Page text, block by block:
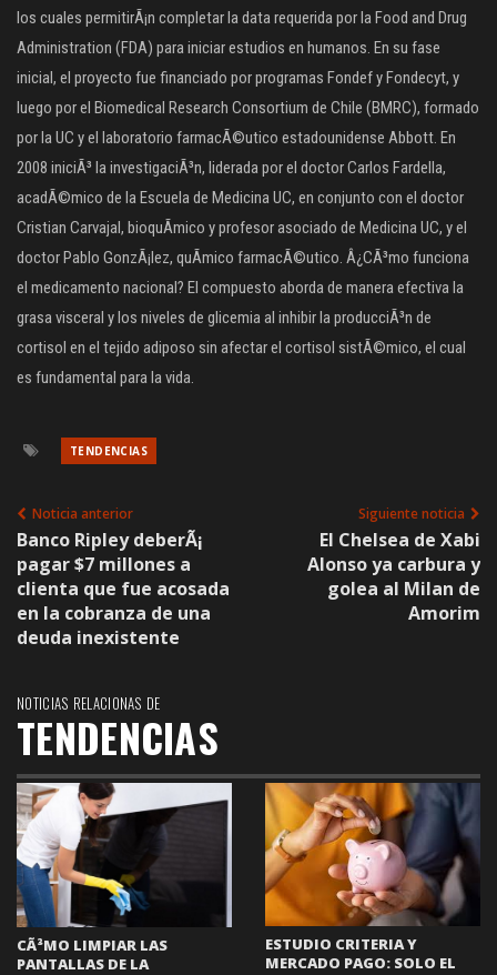
los cuales permitirÃ¡n completar la data requerida por la Food and Drug
Administration (FDA) para iniciar estudios en humanos. En su fase
inicial, el proyecto fue financiado por programas Fondef y Fondecyt, y
luego por el Biomedical Research Consortium de Chile (BMRC), formado
por la UC y el laboratorio farmacÃ©utico estadounidense Abbott. En
2008 iniciÃ³ la investigaciÃ³n, liderada por el doctor Carlos Fardella,
acadÃ©mico de la Escuela de Medicina UC, en conjunto con el doctor
Cristian Carvajal, bioquÃ­mico y profesor asociado de Medicina UC, y el
doctor Pablo GonzÃ¡lez, quÃ­mico farmacÃ©utico. Â¿CÃ³mo funciona
el medicamento nacional? El compuesto aborda de manera efectiva la
grasa visceral y los niveles de glicemia al inhibir la producciÃ³n de
cortisol en el tejido adiposo sin afectar el cortisol sistÃ©mico, el cual
es fundamental para la vida.
TENDENCIAS
Noticia anterior
Banco Ripley deberÃ¡
pagar $7 millones a
clienta que fue acosada
en la cobranza de una
deuda inexistente
Siguiente noticia
El Chelsea de Xabi
Alonso ya carbura y
golea al Milan de
Amorim
NOTICIAS RELACIONAS DE
TENDENCIAS
CÃ³MO LIMPIAR LAS
PANTALLAS DE LA
ESTUDIO CRITERIA Y
MERCADO PAGO: SOLO EL